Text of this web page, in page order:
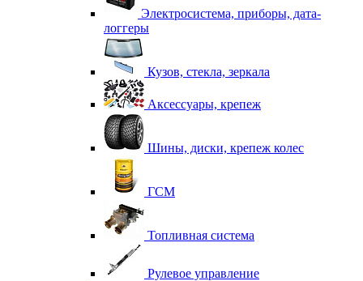
Электросистема, приборы, дата-
логгеры
Кузов, стекла, зеркала
Аксессуары, крепеж
Шины, диски, крепеж колес
ГСМ
Топливная система
Рулевое управление